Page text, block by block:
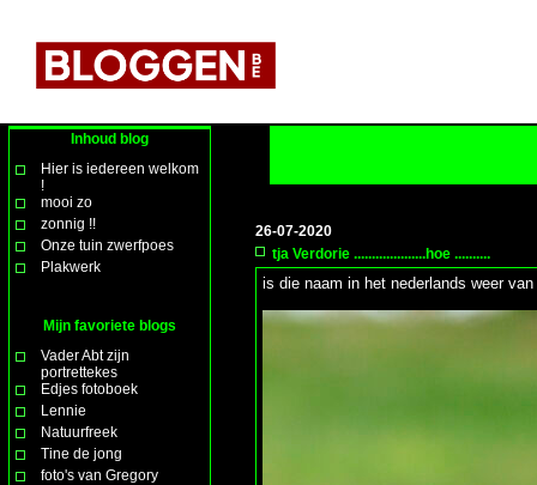
Inhoud blog
Hier is iedereen welkom
!
mooi zo
zonnig !!
Onze tuin zwerfpoes
Plakwerk
Mijn favoriete blogs
Vader Abt zijn
portrettekes
Edjes fotoboek
Lennie
Natuurfreek
Tine de jong
foto's van Gregory
26-07-2020
tja Verdorie ....................hoe ..........
is die naam in het nederlands weer